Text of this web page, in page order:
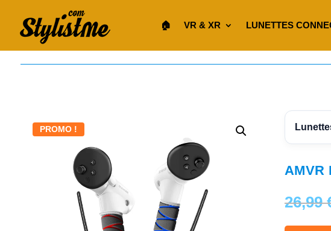
🏠︎ VR & XR LUNETTES
PROMO !
AMVR
26,99